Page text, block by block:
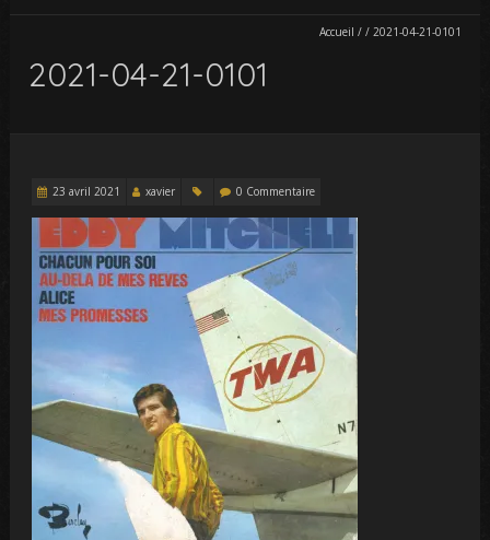
Accueil / / 2021-04-21-0101
2021-04-21-0101
23 avril 2021 xavier 0 Commentaire